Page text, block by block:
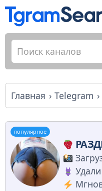
Главная Telegram
популярное